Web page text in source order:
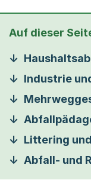
Auf dieser
Industrie
Littering
Abfall- und